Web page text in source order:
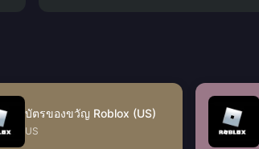
บัตรของขวัญ Roblox (US)
US